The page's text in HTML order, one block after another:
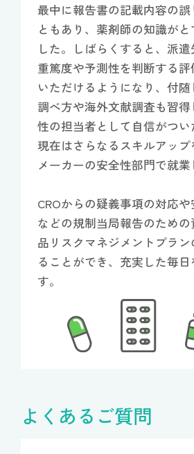
最中に報告書の記載内容の誤
ともあり、薬剤師の知識が
した。しばらくすると、派
重篤度や予測性を判断する
いただけるようになり、付
調べ方や海外文献調査も習
性の担当者として自信がつい
現在はさらなるスキルアッ
メーカーの安全性部門で就業
CROからの疑義事項の対応
などの規制当局報告のため
品リスクマネジメントプラ
ることができ、充実した毎
す。
よくあるご質問